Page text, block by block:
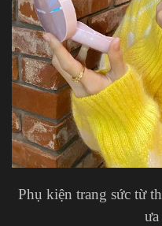
Phụ kiện trang sức từ